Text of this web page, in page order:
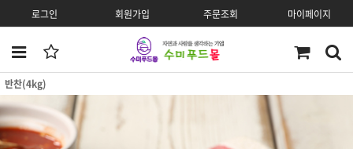
로그인 회원가입 주문조회 마이페이지
반찬(4kg)